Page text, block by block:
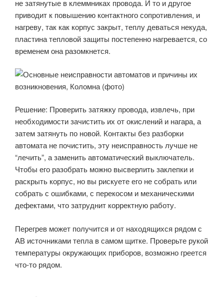
не затянутые в клеммниках провода. И то и другое
приводит к повышению контактного сопротивления, и
нагреву, так как корпус закрыт, теплу деваться некуда,
пластина тепловой защиты постепенно нагревается, со
временем она разомкнется.
Решение: Проверить затяжку провода, извлечь, при
необходимости зачистить их от окислений и нагара, а
затем затянуть по новой. Контакты без разборки
автомата не почистить, эту неисправность лучше не
“лечить”, а заменить автоматический выключатель.
Чтобы его разобрать можно высверлить заклепки и
раскрыть корпус, но вы рискуете его не собрать или
собрать с ошибками, с перекосом и механическими
дефектами, что затруднит корректную работу.
Перегрев может получится и от находящихся рядом с
АВ источниками тепла в самом щитке. Проверьте рукой
температуры окружающих приборов, возможно греется
что-то рядом.